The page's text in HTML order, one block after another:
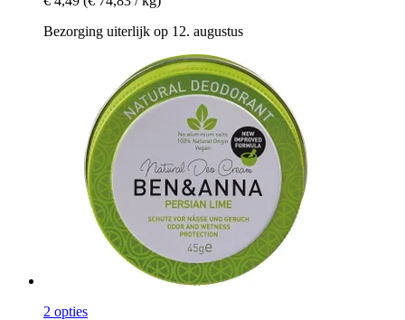
Bezorging uiterlijk op 12. augustus
2 opties